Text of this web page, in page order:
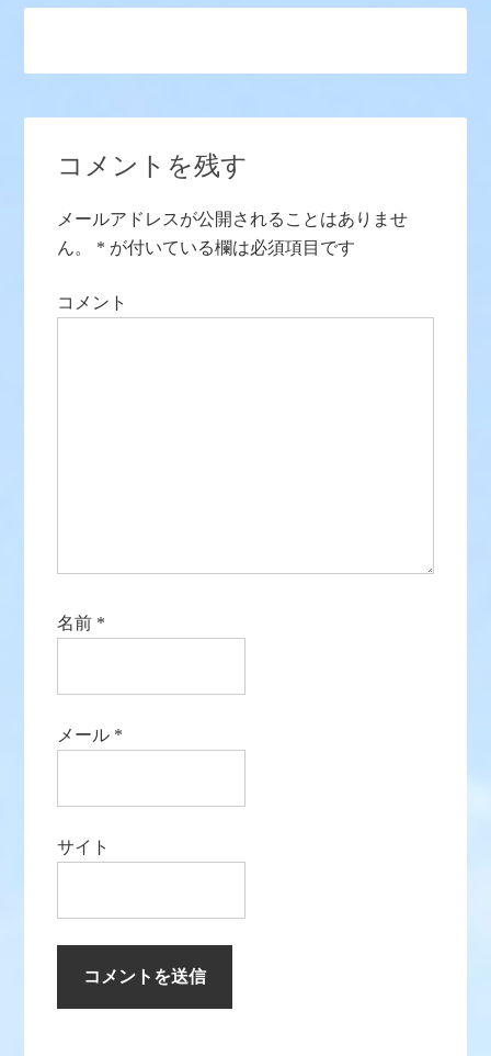
コメントを残す
メールアドレスが公開されることはありませ
ん。
* が付いている欄は必須項目です
コメント
名前 *
メール *
サイト